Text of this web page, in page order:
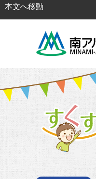
本文へ移動